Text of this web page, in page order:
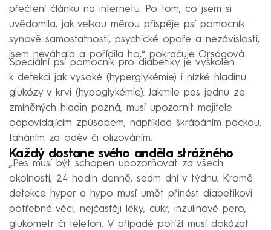
přečtení článku na internetu. Po tom, co jsem si
uvědomila, jak velkou měrou přispěje psí pomocník
synově samostatnosti, psychické opoře a nezávislosti,
jsem neváhala a pořídila ho,“ pokračuje Orságová.
Speciální psí pomocník pro diabetiky je vyškolen
k detekci jak vysoké (hyperglykémie) i nízké hladinu
glukózy v krvi (hypoglykémie). Jakmile pes jednu ze
zmíněných hladin pozná, musí upozornit majitele
odpovídajícím způsobem, například škrábáním packou,
taháním za oděv či olizováním.
Každý dostane svého anděla strážného
„Pes musí být schopen upozorňovat za všech
okolností, 24 hodin denně, sedm dní v týdnu. Kromě
detekce hyper a hypo musí umět přinést diabetikovi
potřebné věci, nejčastěji léky, cukr, inzulinové pero,
glukometr či telefon. V případě potíží musí dokázat